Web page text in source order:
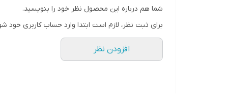
شما هم درباره این محصول نظر خود را بنویسید.
برای ثبت نظر، لازم است ابتدا وارد حساب کاربری خود
افزودن نظر